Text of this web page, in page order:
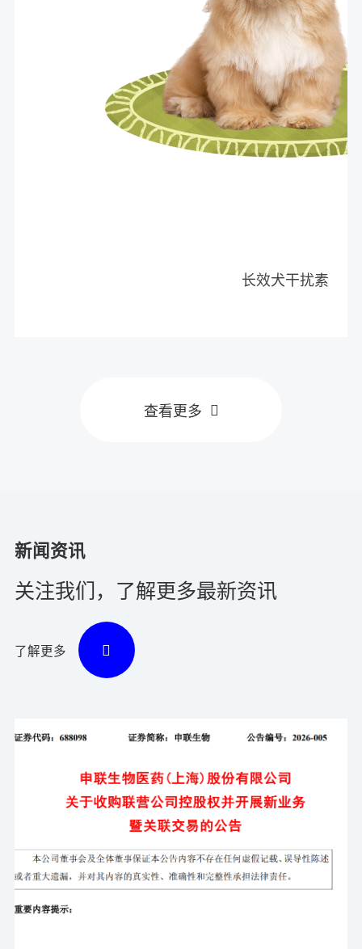
长效犬干扰素
查看更多
新闻资讯
关注我们，了解更多最新资讯
了解更多